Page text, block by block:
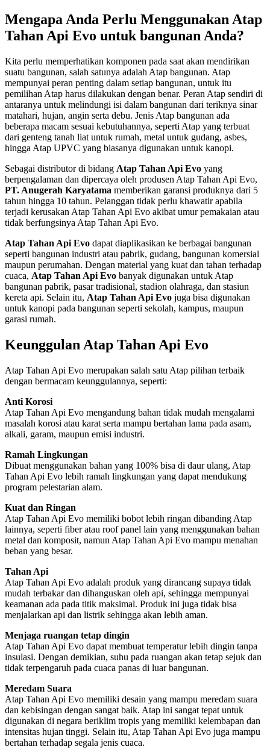
Mengapa Anda Perlu Menggunakan Atap
Tahan Api Evo untuk bangunan Anda?
Kita perlu memperhatikan komponen pada saat akan mendirikan
suatu bangunan, salah satunya adalah Atap bangunan. Atap
mempunyai peran penting dalam setiap bangunan, untuk itu
pemilihan Atap harus dilakukan dengan benar. Peran Atap sendiri di
antaranya untuk melindungi isi dalam bangunan dari teriknya sinar
matahari, hujan, angin serta debu. Jenis Atap bangunan ada
beberapa macam sesuai kebutuhannya, seperti Atap yang terbuat
dari genteng tanah liat untuk rumah, metal untuk gudang, asbes,
hingga Atap UPVC yang biasanya digunakan untuk kanopi.
Sebagai distributor di bidang Atap Tahan Api Evo yang
berpengalaman dan dipercaya oleh produsen Atap Tahan Api Evo,
PT. Anugerah Karyatama memberikan garansi produknya dari 5
tahun hingga 10 tahun. Pelanggan tidak perlu khawatir apabila
terjadi kerusakan Atap Tahan Api Evo akibat umur pemakaian atau
tidak berfungsinya Atap Tahan Api Evo.
Atap Tahan Api Evo dapat diaplikasikan ke berbagai bangunan
seperti bangunan industri atau pabrik, gudang, bangunan komersial
maupun perumahan. Dengan material yang kuat dan tahan terhadap
cuaca, Atap Tahan Api Evo banyak digunakan untuk Atap
bangunan pabrik, pasar tradisional, stadion olahraga, dan stasiun
kereta api. Selain itu, Atap Tahan Api Evo juga bisa digunakan
untuk kanopi pada bangunan seperti sekolah, kampus, maupun
garasi rumah.
Keunggulan Atap Tahan Api Evo
Atap Tahan Api Evo merupakan salah satu Atap pilihan terbaik
dengan bermacam keunggulannya, seperti:
Anti Korosi
Atap Tahan Api Evo mengandung bahan tidak mudah mengalami
masalah korosi atau karat serta mampu bertahan lama pada asam,
alkali, garam, maupun emisi industri.
Ramah Lingkungan
Dibuat menggunakan bahan yang 100% bisa di daur ulang, Atap
Tahan Api Evo lebih ramah lingkungan yang dapat mendukung
program pelestarian alam.
Kuat dan Ringan
Atap Tahan Api Evo memiliki bobot lebih ringan dibanding Atap
lainnya, seperti fiber atau roof panel lain yang menggunakan bahan
metal dan komposit, namun Atap Tahan Api Evo mampu menahan
beban yang besar.
Tahan Api
Atap Tahan Api Evo adalah produk yang dirancang supaya tidak
mudah terbakar dan dihanguskan oleh api, sehingga mempunyai
keamanan ada pada titik maksimal. Produk ini juga tidak bisa
menjalarkan api dan listrik sehingga akan lebih aman.
Menjaga ruangan tetap dingin
Atap Tahan Api Evo dapat membuat temperatur lebih dingin tanpa
insulasi. Dengan demikian, suhu pada ruangan akan tetap sejuk dan
tidak terpengaruh pada cuaca panas di luar bangunan.
Meredam Suara
Atap Tahan Api Evo memiliki desain yang mampu meredam suara
dan kebisingan dengan sangat baik. Atap ini sangat tepat untuk
digunakan di negara beriklim tropis yang memiliki kelembapan dan
intensitas hujan tinggi. Selain itu, Atap Tahan Api Evo juga mampu
bertahan terhadap segala jenis cuaca.